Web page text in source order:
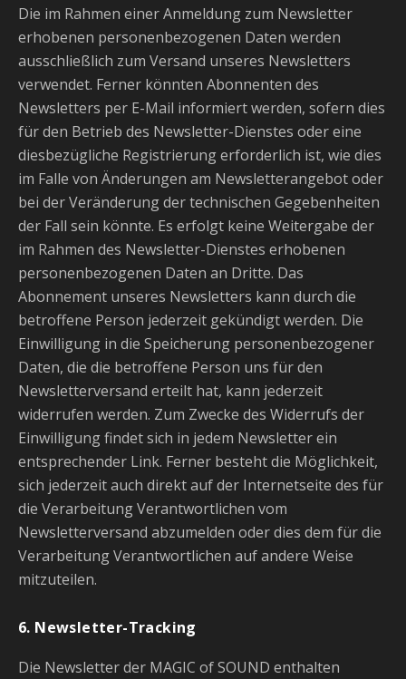
Die im Rahmen einer Anmeldung zum Newsletter
erhobenen personenbezogenen Daten werden
ausschließlich zum Versand unseres Newsletters
verwendet. Ferner könnten Abonnenten des
Newsletters per E-Mail informiert werden, sofern dies
für den Betrieb des Newsletter-Dienstes oder eine
diesbezügliche Registrierung erforderlich ist, wie dies
im Falle von Änderungen am Newsletterangebot oder
bei der Veränderung der technischen Gegebenheiten
der Fall sein könnte. Es erfolgt keine Weitergabe der
im Rahmen des Newsletter-Dienstes erhobenen
personenbezogenen Daten an Dritte. Das
Abonnement unseres Newsletters kann durch die
betroffene Person jederzeit gekündigt werden. Die
Einwilligung in die Speicherung personenbezogener
Daten, die die betroffene Person uns für den
Newsletterversand erteilt hat, kann jederzeit
widerrufen werden. Zum Zwecke des Widerrufs der
Einwilligung findet sich in jedem Newsletter ein
entsprechender Link. Ferner besteht die Möglichkeit,
sich jederzeit auch direkt auf der Internetseite des für
die Verarbeitung Verantwortlichen vom
Newsletterversand abzumelden oder dies dem für die
Verarbeitung Verantwortlichen auf andere Weise
mitzuteilen.
6. Newsletter-Tracking
Die Newsletter der MAGIC of SOUND enthalten